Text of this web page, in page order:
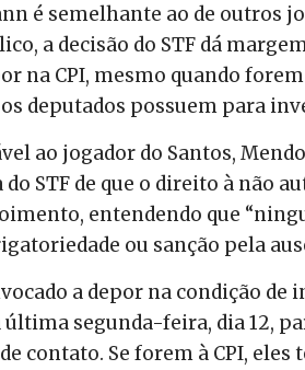
é semelhante ao de outros
a decisão do STF dá
na CPI, mesmo quando
deputados possuem para
ao jogador do Santos,
STF de que o direito à não
entendendo que
ou sanção pela
a depor na condição de
segunda-feira, dia 12,
contato. Se forem à CPI, eles